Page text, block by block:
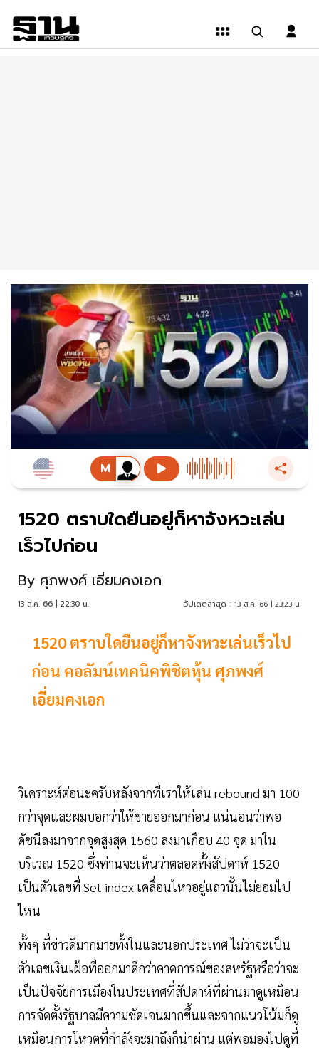
1520 ตราบใดยืนอยู่ก็หาจังหวะเล่น
เร็วไปก่อน
By ศุภพงศ์ เอี่ยมคงเอก
13 ส.ค. 66 | 22:30 น. อัปเดตล่าสุด : 13 ส.ค. 66 | 23:23 น.
1520 ตราบใดยืนอยู่ก็หาจังหวะเล่นเร็วไป
ก่อน คอลัมน์เทคนิคพิชิตหุ้น ศุภพงศ์
เอี่ยมคงเอก
วิเคราะห์ต่อนะครับหลังจากที่เราให้เล่น rebound มา 100
กว่าจุดและผมบอกว่าให้ขายออกมาก่อน แน่นอนว่าพอ
ดัชนีลงมาจากจุดสูงสุด 1560 ลงมาเกือบ 40 จุด มาใน
บริเวณ 1520 ซึ่งท่านจะเห็นว่าตลอดทั้งสัปดาห์ 1520
เป็นตัวเลขที่ Set index เคลื่อนไหวอยู่แถวนั้นไม่ยอมไป
ไหน
ทั้งๆ ที่ข่าวดีมากมายทั้งในและนอกประเทศ ไม่ว่าจะเป็น
ตัวเลขเงินเฝ้อที่ออกมาดีกว่าคาดการณ์ของสหรัฐหรือว่าจะ
เป็นปัจจัยการเมืองในประเทศที่สัปดาห์ที่ผ่านมาดูเหมือน
การจัดตั้งรัฐบาลมีความชัดเจนมากขึ้นและจากแนวโน้มก็ดู
เหมือนการโหวตที่กำลังจะมาถึงก็น่าผ่าน แต่พอมองไปดูที่